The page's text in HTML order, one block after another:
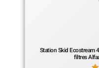
Station Skid Ecostream
filtres